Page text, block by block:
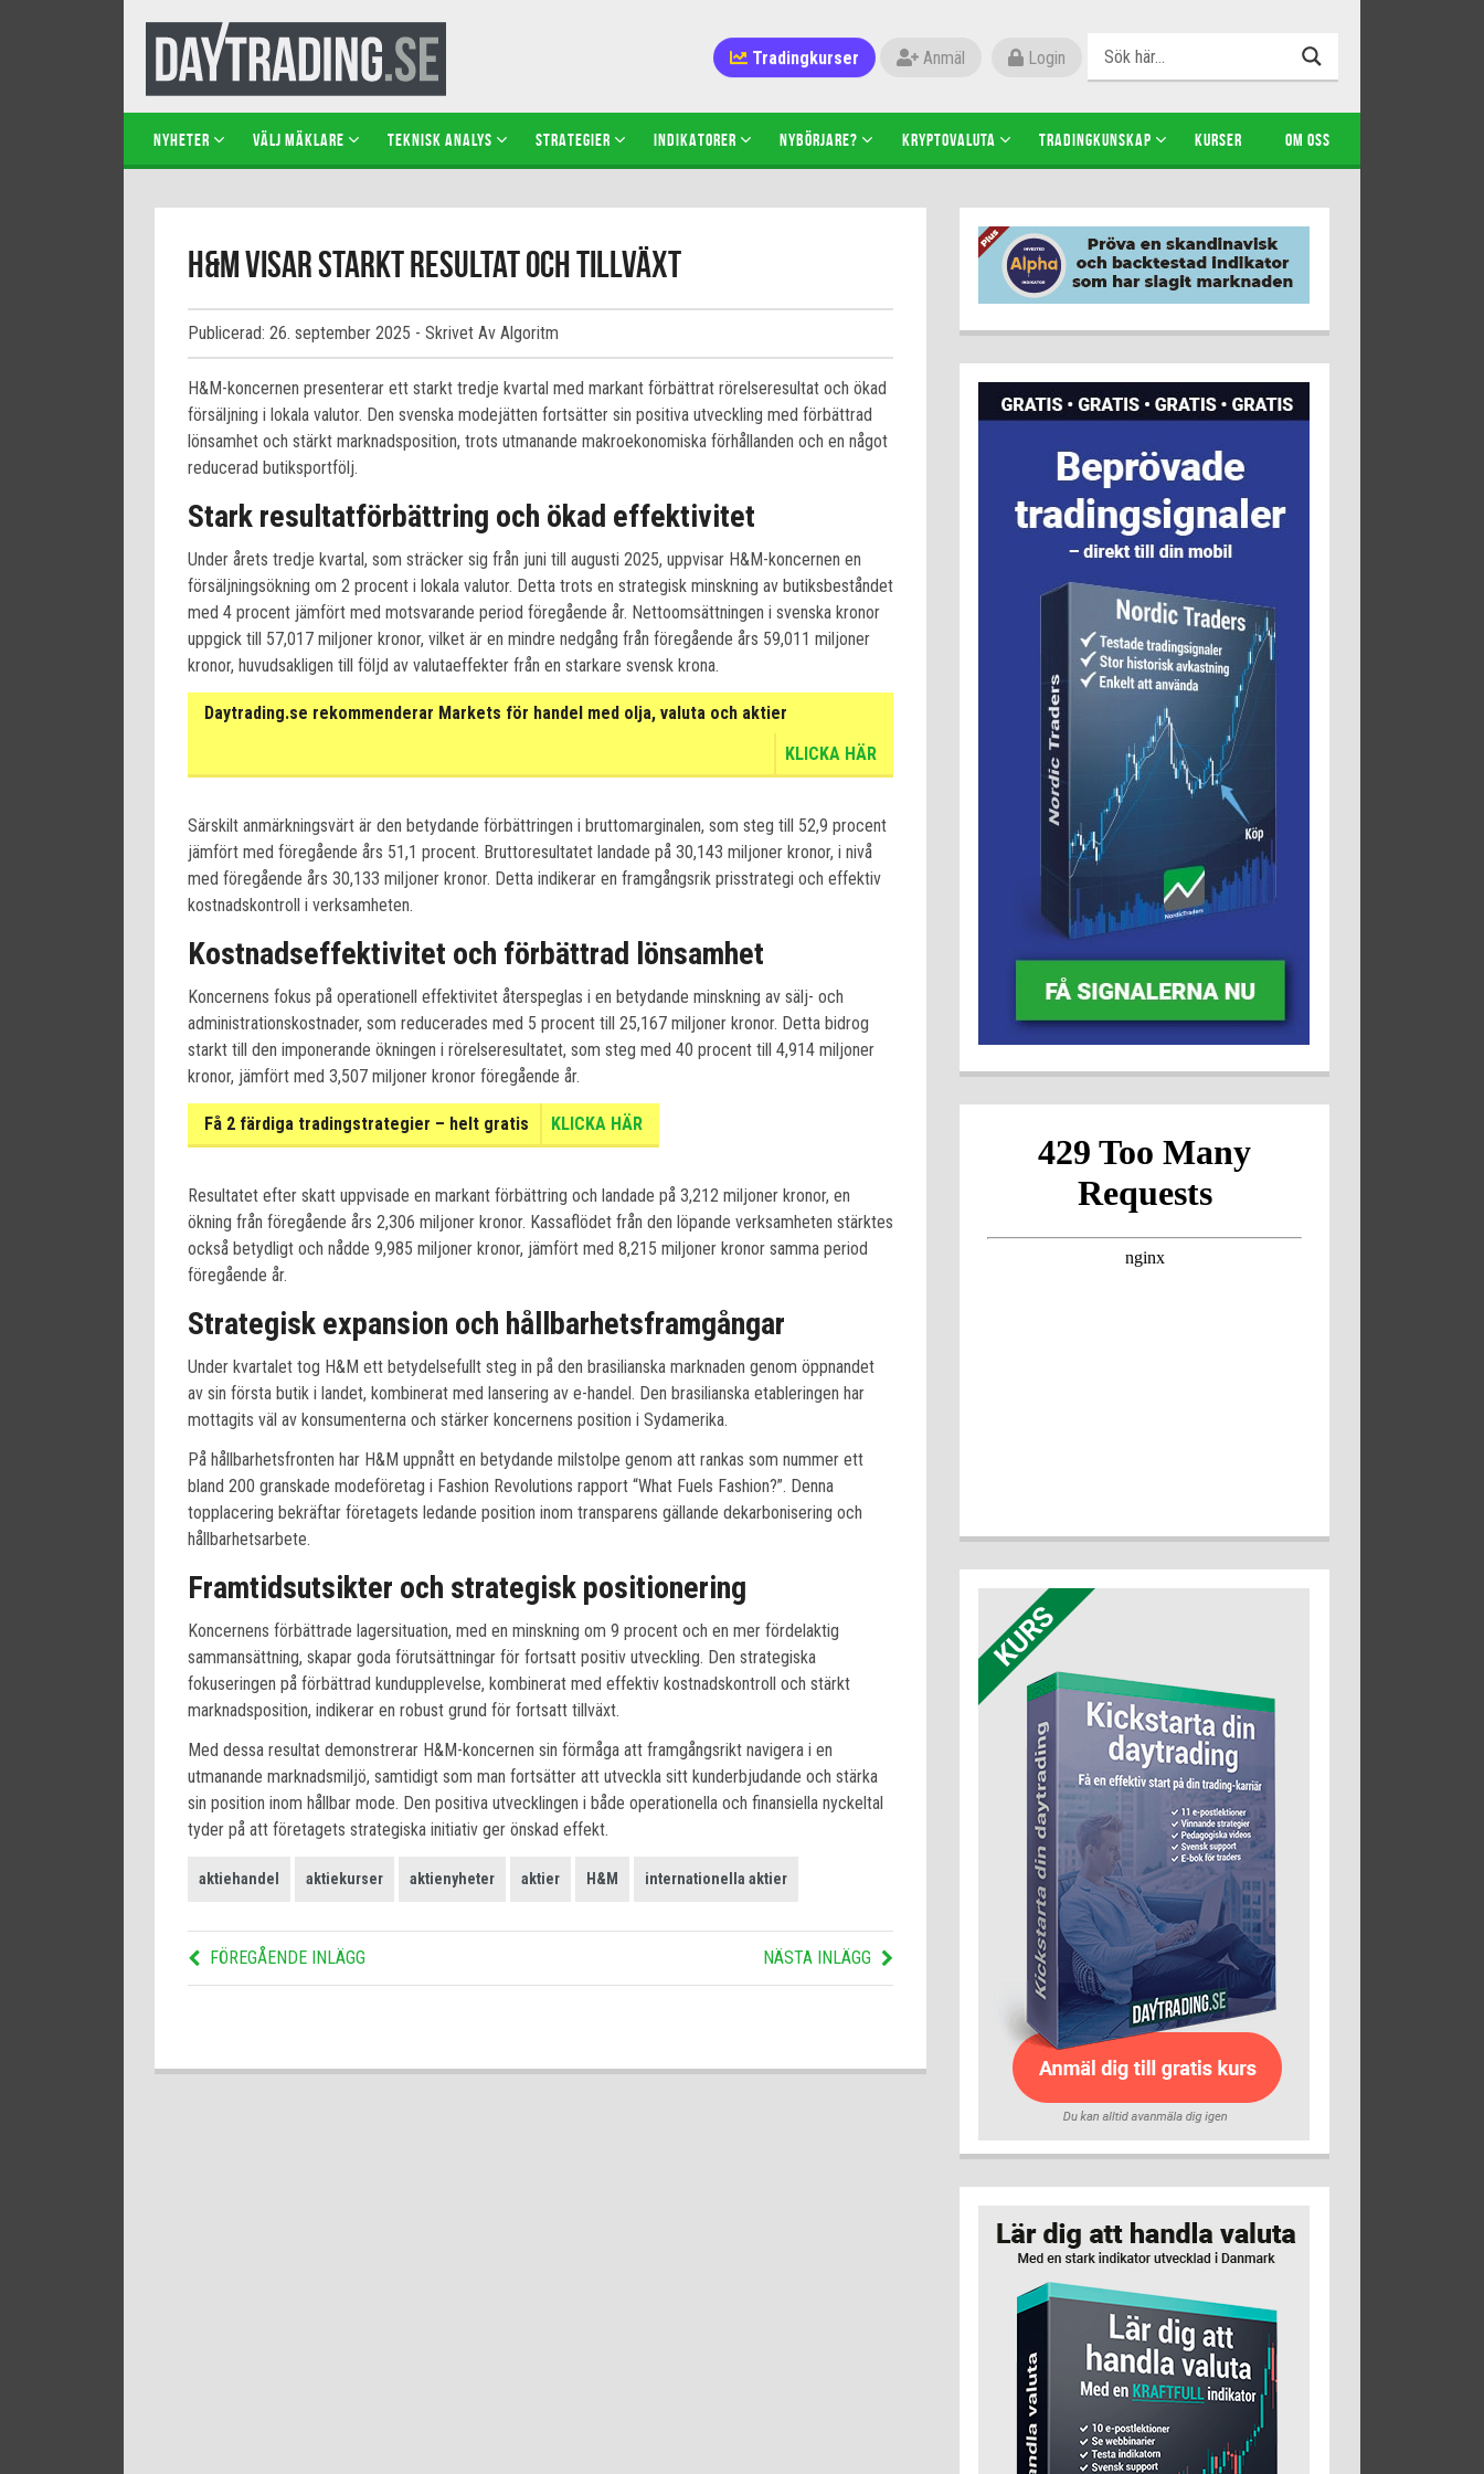
Tradingkurser Anmäl Login
NYHETER VÄLJ MÄKLARE TEKNISK ANALYS STRATEGIER INDIKATORER NYBÖRJARE? KRYPTOVALUTA TRADINGKUNSKAP KURSER OM OSS
H&M visar starkt resultat och tillväxt
Publicerad: 26. september 2025 - Skrivet Av Algoritm
H&M-koncernen presenterar ett starkt tredje kvartal med markant förbättrat rörelseresultat och ökad
försäljning i lokala valutor. Den svenska modejätten fortsätter sin positiva utveckling med förbättrad
lönsamhet och stärkt marknadsposition, trots utmanande makroekonomiska förhållanden och en något
reducerad butiksportfölj.
Stark resultatförbättring och ökad effektivitet
Under årets tredje kvartal, som sträcker sig från juni till augusti 2025, uppvisar H&M-koncernen en
försäljningsökning om 2 procent i lokala valutor. Detta trots en strategisk minskning av butiksbeståndet
med 4 procent jämfört med motsvarande period föregående år. Nettoomsättningen i svenska kronor
uppgick till 57,017 miljoner kronor, vilket är en mindre nedgång från föregående års 59,011 miljoner
kronor, huvudsakligen till följd av valutaeffekter från en starkare svensk krona.
Daytrading.se rekommenderar Markets för handel med olja, valuta och aktier
KLICKA HÄR
Särskilt anmärkningsvärt är den betydande förbättringen i bruttomarginalen, som steg till 52,9 procent
jämfört med föregående års 51,1 procent. Bruttoresultatet landade på 30,143 miljoner kronor, i nivå
med föregående års 30,133 miljoner kronor. Detta indikerar en framgångsrik prisstrategi och effektiv
kostnadskontroll i verksamheten.
Kostnadseffektivitet och förbättrad lönsamhet
Koncernens fokus på operationell effektivitet återspeglas i en betydande minskning av sälj- och
administrationskostnader, som reducerades med 5 procent till 25,167 miljoner kronor. Detta bidrog
starkt till den imponerande ökningen i rörelseresultatet, som steg med 40 procent till 4,914 miljoner
kronor, jämfört med 3,507 miljoner kronor föregående år.
Få 2 färdiga tradingstrategier – helt gratis KLICKA HÄR
Resultatet efter skatt uppvisade en markant förbättring och landade på 3,212 miljoner kronor, en
ökning från föregående års 2,306 miljoner kronor. Kassaflödet från den löpande verksamheten stärktes
också betydligt och nådde 9,985 miljoner kronor, jämfört med 8,215 miljoner kronor samma period
föregående år.
Strategisk expansion och hållbarhetsframgångar
Under kvartalet tog H&M ett betydelsefullt steg in på den brasilianska marknaden genom öppnandet
av sin första butik i landet, kombinerat med lansering av e-handel. Den brasilianska etableringen har
mottagits väl av konsumenterna och stärker koncernens position i Sydamerika.
På hållbarhetsfronten har H&M uppnått en betydande milstolpe genom att rankas som nummer ett
bland 200 granskade modeföretag i Fashion Revolutions rapport “What Fuels Fashion?”. Denna
topplacering bekräftar företagets ledande position inom transparens gällande dekarbonisering och
hållbarhetsarbete.
Framtidsutsikter och strategisk positionering
Koncernens förbättrade lagersituation, med en minskning om 9 procent och en mer fördelaktig
sammansättning, skapar goda förutsättningar för fortsatt positiv utveckling. Den strategiska
fokuseringen på förbättrad kundupplevelse, kombinerat med effektiv kostnadskontroll och stärkt
marknadsposition, indikerar en robust grund för fortsatt tillväxt.
Med dessa resultat demonstrerar H&M-koncernen sin förmåga att framgångsrikt navigera i en
utmanande marknadsmiljö, samtidigt som man fortsätter att utveckla sitt kunderbjudande och stärka
sin position inom hållbar mode. Den positiva utvecklingen i både operationella och finansiella nyckeltal
tyder på att företagets strategiska initiativ ger önskad effekt.
aktiehandel aktiekurser aktienyheter aktier H&M internationella aktier
FÖREGÅENDE INLÄGG NÄSTA INLÄGG